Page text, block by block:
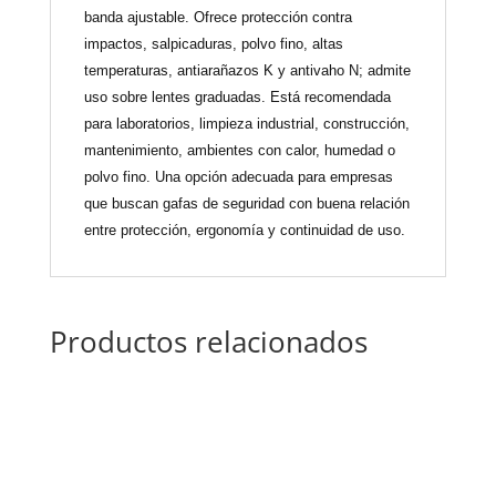
banda ajustable. Ofrece protección contra
impactos, salpicaduras, polvo fino, altas
temperaturas, antiarañazos K y antivaho N; admite
uso sobre lentes graduadas. Está recomendada
para laboratorios, limpieza industrial, construcción,
mantenimiento, ambientes con calor, humedad o
polvo fino. Una opción adecuada para empresas
que buscan gafas de seguridad con buena relación
entre protección, ergonomía y continuidad de uso.
Productos relacionados